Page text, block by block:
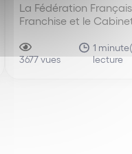
La Fédération
Franchise et le
webinaire le vendredi
septembre 2021 de
3677 vues
1
lecture